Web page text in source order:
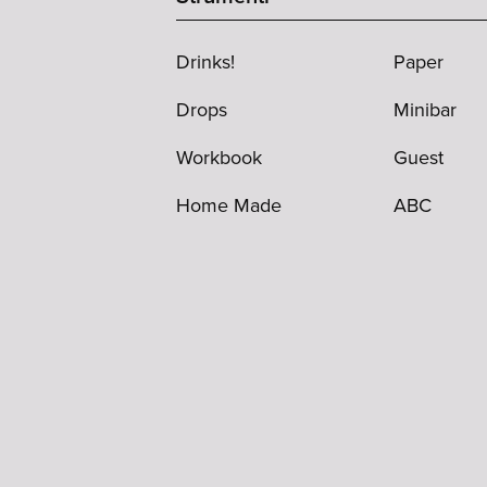
Drinks!
Drops
Workbook
Home Made
Paper
Minibar
Guest
ABC